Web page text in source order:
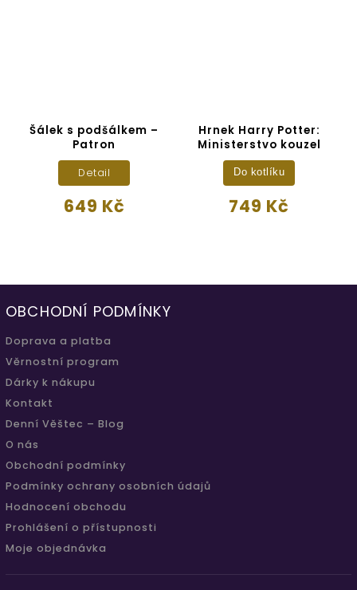
Šálek s podšálkem –
Patron
649 Kč
Detail
Hrnek Harry Potter:
Ministerstvo kouzel
749 Kč
Do kotlíku
OBCHODNÍ PODMÍNKY
Doprava a platba
Věrnostní program
Dárky k nákupu
Kontakt
Denní Věštec – Blog
O nás
Obchodní podmínky
Podmínky ochrany osobních údajů
Hodnocení obchodu
Prohlášení o přístupnosti
Moje objednávka